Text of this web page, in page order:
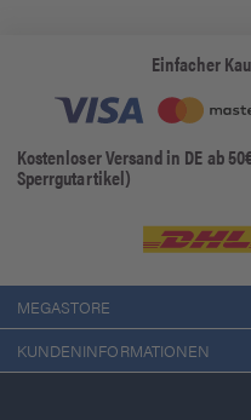
Einfacher
Kostenloser Versand in DE ab
Sperrgutartikel)
MEGASTORE
KUNDENINFORMATIONEN